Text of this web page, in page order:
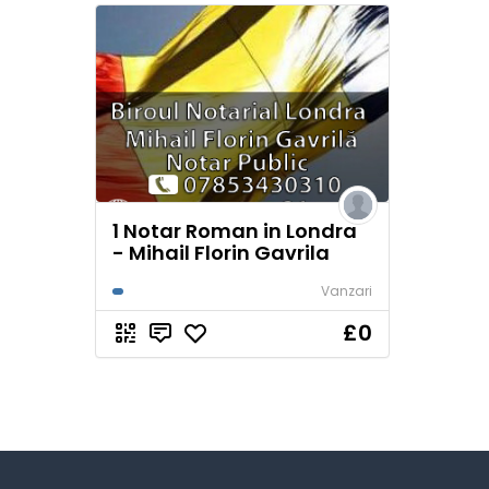
1 Notar Roman in Londra
- Mihail Florin Gavrila
Vanzari
£0